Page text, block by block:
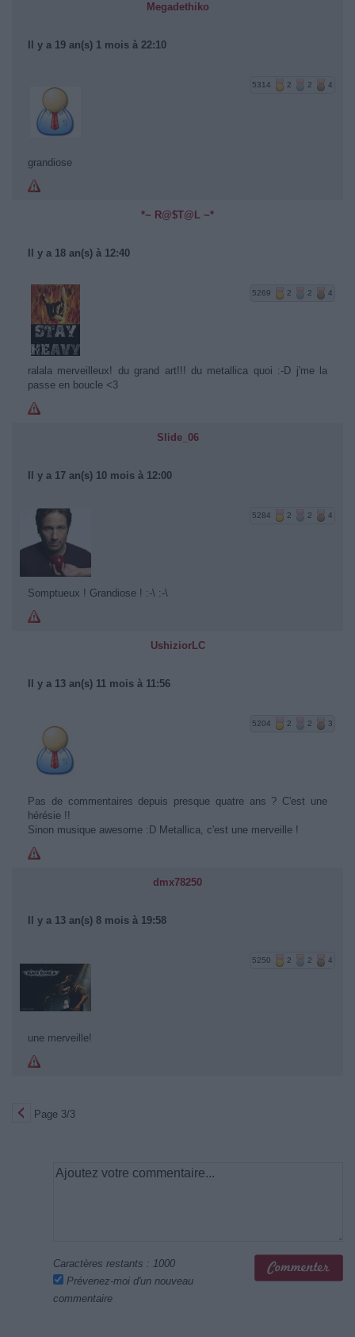
Megadethiko
Il y a 19 an(s) 1 mois à 22:10
5314 2 2 4
grandiose
*~ R@$T@L ~*
Il y a 18 an(s) à 12:40
5269 2 2 4
ralala merveilleux! du grand art!!! du metallica quoi :-D j'me la
passe en boucle <3
Slide_06
Il y a 17 an(s) 10 mois à 12:00
5284 2 2 4
Somptueux ! Grandiose ! :-\ :-\
UshiziorLC
Il y a 13 an(s) 11 mois à 11:56
5204 2 2 3
Pas de commentaires depuis presque quatre ans ? C'est une
hérésie !!
Sinon musique awesome :D Metallica, c'est une merveille !
dmx78250
Il y a 13 an(s) 8 mois à 19:58
5250 2 2 4
une merveille!
Page 3/3
Caractères restants : 1000
Prévenez-moi d'un nouveau
commentaire